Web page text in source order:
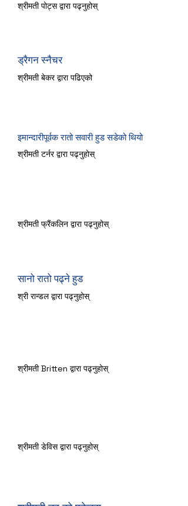
श्रीमती पोट्स द्वारा पढ्नुहोस्
ड्रैगन स्नैचर
श्रीमती बेकर द्वारा पढिएको
इमान्दारीपूर्वक रातो सवारी हुड सडेको थियो
श्रीमती टर्नर द्वारा पढ्नुहोस्
श्रीमती फ्रैंकलिन द्वारा पढ्नुहोस्
सानो रातो पढ्ने हुड
श्री रान्डल द्वारा पढ्नुहोस्
श्रीमती Britten द्वारा पढ्नुहोस्
श्रीमती डेविस द्वारा पढ्नुहोस्